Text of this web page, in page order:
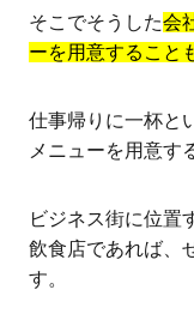
そこでそうした会
ーを用意すること
仕事帰りに一杯と
メニューを用意す
ビジネス街に位置
飲食店であれば、
す。